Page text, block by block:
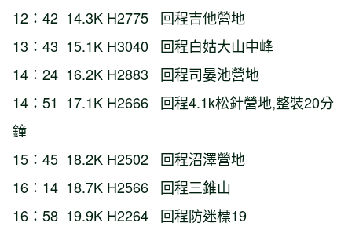
12：42 14.3K H2775 回程吉他營地
13：43 15.1K H3040 回程白姑大山中峰
14：24 16.2K H2883 回程司晏池營地
14：51 17.1K H2666 回程4.1k松針營地,整裝20分
鐘
15：45 18.2K H2502 回程沼澤營地
16：14 18.7K H2566 回程三錐山
16：58 19.9K H2264 回程防迷標19